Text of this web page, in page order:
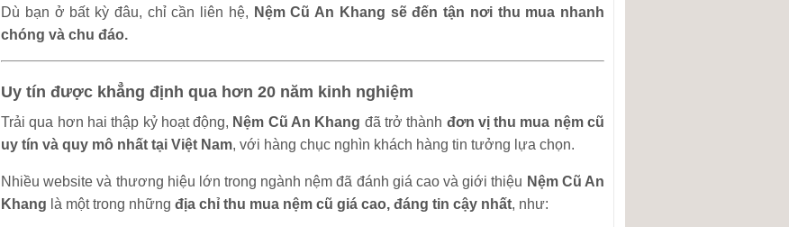
Dù bạn ở bất kỳ đâu, chỉ cần liên hệ, Nệm Cũ An Khang sẽ đến tận nơi thu mua nhanh
chóng và chu đáo.
Uy tín được khẳng định qua hơn 20 năm kinh nghiệm
Trải qua hơn hai thập kỷ hoạt động, Nệm Cũ An Khang đã trở thành đơn vị thu mua nệm cũ
uy tín và quy mô nhất tại Việt Nam, với hàng chục nghìn khách hàng tin tưởng lựa chọn.
Nhiều website và thương hiệu lớn trong ngành nệm đã đánh giá cao và giới thiệu Nệm Cũ An
Khang là một trong những địa chỉ thu mua nệm cũ giá cao, đáng tin cậy nhất, như: